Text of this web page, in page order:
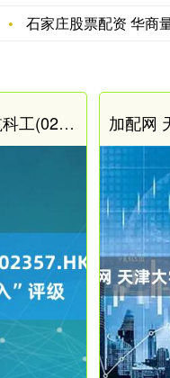
石家庄股票配资 华商量化
超人配资 瑞银：降中航科工(02357.HK)目标价至5港元 维持“买入”评级